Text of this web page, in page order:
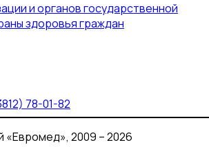
и органов государственной
здоровья граждан
78-01-82
2009 – 2026